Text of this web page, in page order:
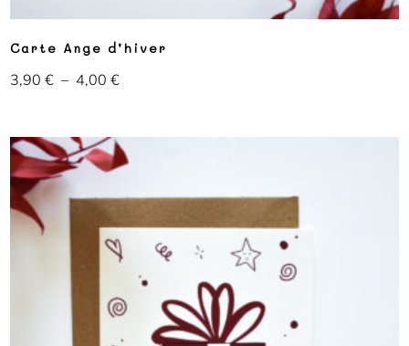
Carte Ange d’hiver
3,90€ – 4,00€